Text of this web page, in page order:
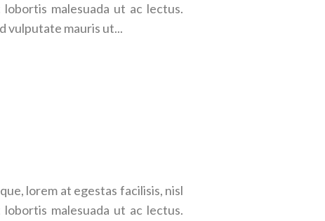
malesuada ut ac lectus.
vulputate mauris ut...
lorem at egestas facilisis, nisl
malesuada ut ac lectus.